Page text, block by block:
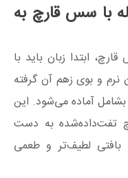
با سس قارچ به
ابتدا زبان باید با
نرم و بوی زهم آن گرفته
آماده می‌شود. این
تفت‌داده‌شده به دست
لطیف‌تر و طعمی